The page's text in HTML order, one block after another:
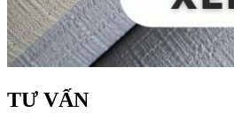
TƯ VẤN